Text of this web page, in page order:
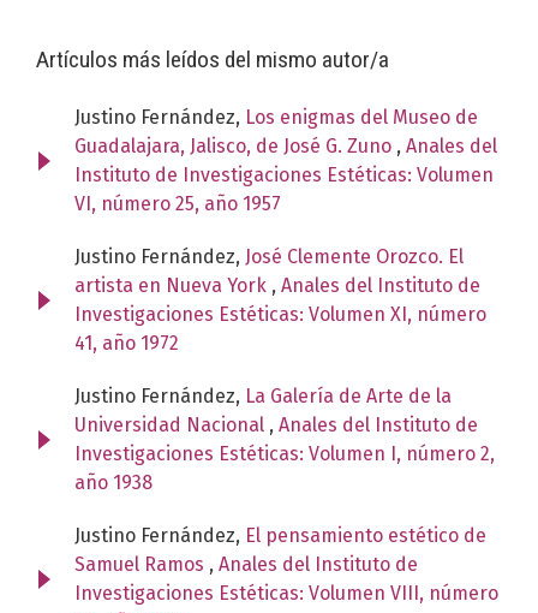
Artículos más leídos del mismo autor/a
Justino Fernández, Los enigmas del Museo de
Guadalajara, Jalisco, de José G. Zuno , Anales del
Instituto de Investigaciones Estéticas: Volumen
VI, número 25, año 1957
Justino Fernández, José Clemente Orozco. El
artista en Nueva York , Anales del Instituto de
Investigaciones Estéticas: Volumen XI, número
41, año 1972
Justino Fernández, La Galería de Arte de la
Universidad Nacional , Anales del Instituto de
Investigaciones Estéticas: Volumen I, número 2,
año 1938
Justino Fernández, El pensamiento estético de
Samuel Ramos , Anales del Instituto de
Investigaciones Estéticas: Volumen VIII, número